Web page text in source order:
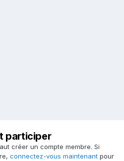
participer
créer un compte membre. Si
connectez-vous maintenant pour